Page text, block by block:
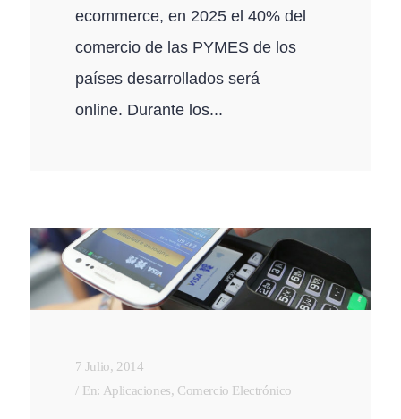
ecommerce, en 2025 el 40% del
comercio de las PYMES de los
países desarrollados será
online. Durante los...
7 Julio, 2014
En: Aplicaciones, Comercio Electrónico